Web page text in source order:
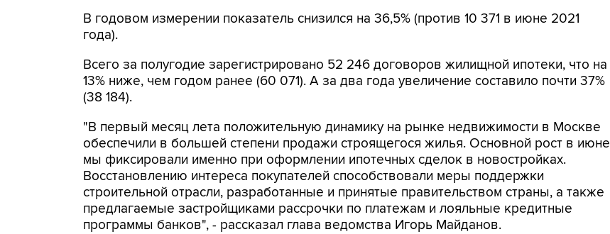
В годовом измерении показатель снизился на 36,5% (против 10 371 в июне 2021
года).
Всего за полугодие зарегистрировано 52 246 договоров жилищной ипотеки, что на
13% ниже, чем годом ранее (60 071). А за два года увеличение составило почти 37%
(38 184).
"В первый месяц лета положительную динамику на рынке недвижимости в Москве
обеспечили в большей степени продажи строящегося жилья. Основной рост в июне
мы фиксировали именно при оформлении ипотечных сделок в новостройках.
Восстановлению интереса покупателей способствовали меры поддержки
строительной отрасли, разработанные и принятые правительством страны, а также
предлагаемые застройщиками рассрочки по платежам и лояльные кредитные
программы банков", - рассказал глава ведомства Игорь Майданов.